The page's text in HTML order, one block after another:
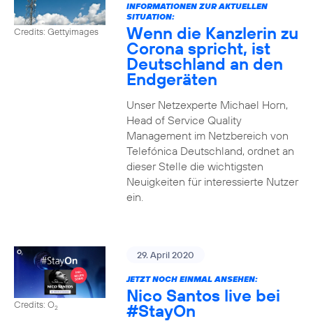
Credits: Gettyimages
INFORMATIONEN ZUR AKTUELLEN
SITUATION:
Wenn die Kanzlerin zu
Corona spricht, ist
Deutschland an den
Endgeräten
Unser Netzexperte Michael Horn,
Head of Service Quality
Management im Netzbereich von
Telefónica Deutschland, ordnet an
dieser Stelle die wichtigsten
Neuigkeiten für interessierte Nutzer
ein.
Credits: O2
29. April 2020
JETZT NOCH EINMAL ANSEHEN:
Nico Santos live bei
#StayOn